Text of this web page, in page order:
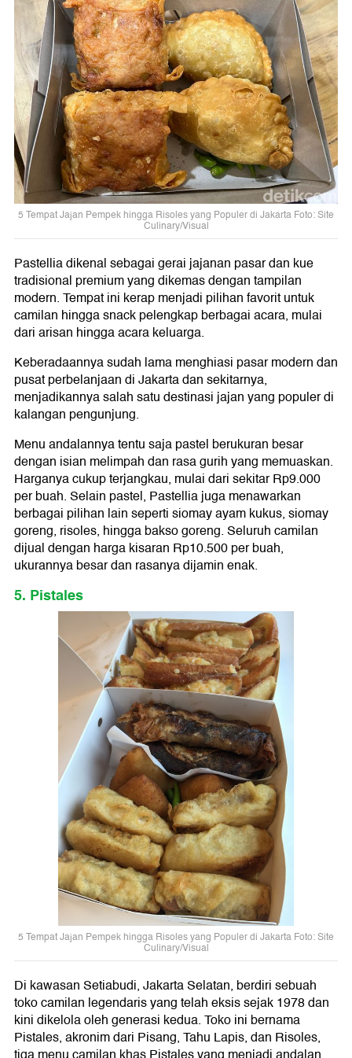
5 Tempat Jajan Pempek hingga Risoles yang Populer di Jakarta Foto: Site
Culinary/Visual
Pastellia dikenal sebagai gerai jajanan pasar dan kue
tradisional premium yang dikemas dengan tampilan
modern. Tempat ini kerap menjadi pilihan favorit untuk
camilan hingga snack pelengkap berbagai acara, mulai
dari arisan hingga acara keluarga.
Keberadaannya sudah lama menghiasi pasar modern dan
pusat perbelanjaan di Jakarta dan sekitarnya,
menjadikannya salah satu destinasi jajan yang populer di
kalangan pengunjung.
Menu andalannya tentu saja pastel berukuran besar
dengan isian melimpah dan rasa gurih yang memuaskan.
Harganya cukup terjangkau, mulai dari sekitar Rp9.000
per buah. Selain pastel, Pastellia juga menawarkan
berbagai pilihan lain seperti siomay ayam kukus, siomay
goreng, risoles, hingga bakso goreng. Seluruh camilan
dijual dengan harga kisaran Rp10.500 per buah,
ukurannya besar dan rasanya dijamin enak.
5. Pistales
5 Tempat Jajan Pempek hingga Risoles yang Populer di Jakarta Foto: Site
Culinary/Visual
Di kawasan Setiabudi, Jakarta Selatan, berdiri sebuah
toko camilan legendaris yang telah eksis sejak 1978 dan
kini dikelola oleh generasi kedua. Toko ini bernama
Pistales, akronim dari Pisang, Tahu Lapis, dan Risoles,